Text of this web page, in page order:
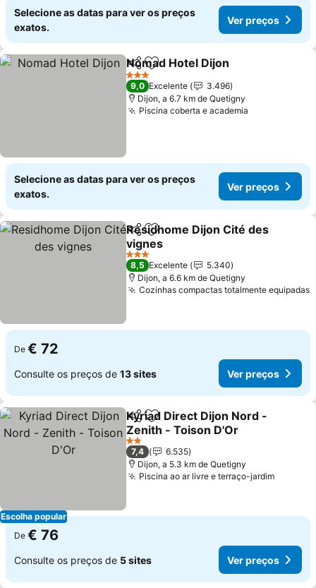
Selecione as datas para ver os preços
exatos.
Ver preços
PartilharAdicionar aos favoritos
Nomad Hotel Dijon
3 Estrelas
9,0 Excelente
3.496
Dijon, a 6.7 km de Quetigny
Piscina coberta e academia
Selecione as datas para ver os preços
exatos.
Ver preços
PartilharAdicionar aos favoritos
Residhome Dijon Cité des
vignes
3 Estrelas
8,5 Excelente
5.340
Dijon, a 6.6 km de Quetigny
Cozinhas compactas totalmente equipadas
De € 72
Consulte os preços de 13 sites Ver preços
Escolha popular
PartilharAdicionar aos favoritos
Kyriad Direct Dijon Nord -
Zenith - Toison D'Or
2 Estrelas
7,4
6.535
Dijon, a 5.3 km de Quetigny
Piscina ao ar livre e terraço-jardim
De € 76
Consulte os preços de 5 sites Ver preços